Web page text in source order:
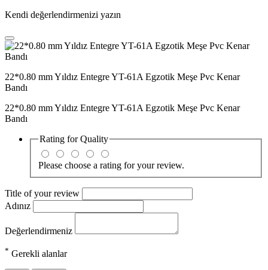
Kendi değerlendirmenizi yazın
22*0.80 mm Yıldız Entegre YT-61A Egzotik Meşe Pvc Kenar
Bandı
22*0.80 mm Yıldız Entegre YT-61A Egzotik Meşe Pvc Kenar
Bandı
Rating forQuality
Please choose a rating for your review.
Title of your review
Adınız
Değerlendirmeniz
* Gerekli alanlar